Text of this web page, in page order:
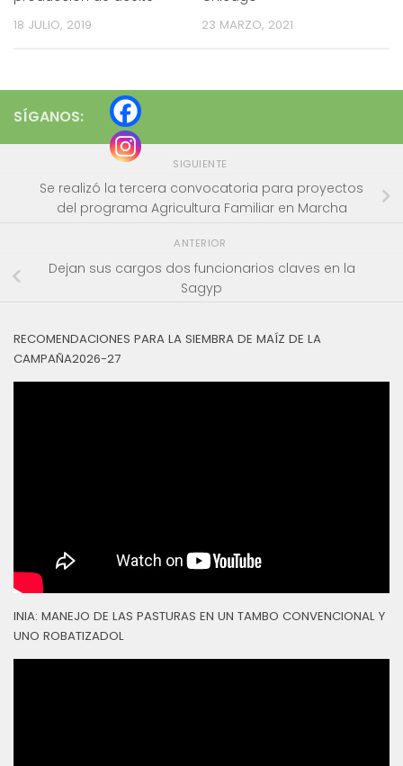
18 JULIO, 2019 23 MARZO, 2021
SÍGANOS:
SIGUIENTE
Se realizó la tercera convocatoria para proyectos
del programa Agricultura Familiar en Marcha
ANTERIOR
Dejan sus cargos dos funcionarios claves en la
Sagyp
RECOMENDACIONES PARA LA SIEMBRA DE MAÍZ DE LA
CAMPAÑA2026-27
INIA: MANEJO DE LAS PASTURAS EN UN TAMBO CONVENCIONAL Y
UNO ROBATIZADOL